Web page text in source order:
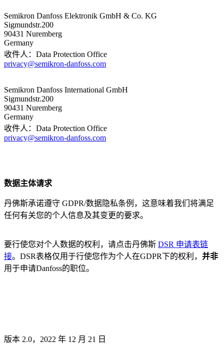
Semikron Danfoss Elektronik GmbH & Co. KG
Sigmundstr.200
90431 Nuremberg
Germany
收件人：Data Protection Office
privacy@semikron-danfoss.com
Semikron Danfoss International GmbH
Sigmundstr.200
90431 Nuremberg
Germany
收件人：Data Protection Office
privacy@semikron-danfoss.com
数据主体请求
丹佛斯承诺遵守 GDPR/数据隐私条例，这意味着我们将满足
任何有关您的个人信息及其变更的要求。
要行使您对个人数据的权利，请点击丹佛斯 DSR 申请表链
接。DSR表格仅用于行使您作为个人在GDPR下的权利， 并非
用于申请Danfoss的职位。
版本 2.0，2022 年 12 月 21 日